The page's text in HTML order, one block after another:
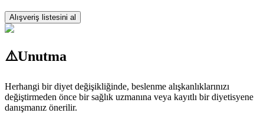
Alışveriş listesini al
⚠️Unutma
Herhangi bir diyet değişikliğinde, beslenme alışkanlıklarınızı
değiştirmeden önce bir sağlık uzmanına veya kayıtlı bir diyetisyene
danışmanız önerilir.